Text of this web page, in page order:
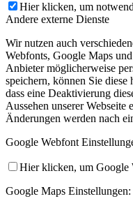
Hier klicken, um
Andere externe Dienste
Wir nutzen auch
Webfonts, Google Maps
Anbieter möglicherweise
speichern, können Sie
dass eine Deaktivierung
Aussehen unserer
Änderungen werden nach
Google Webfont
Hier klicken, um Google
Google Maps Einstellungen: